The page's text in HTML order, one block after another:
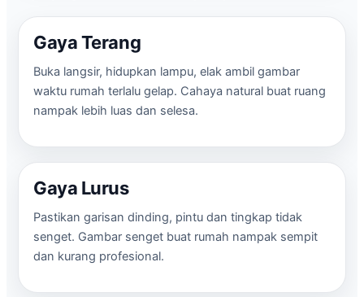
Gaya Terang
Buka langsir, hidupkan lampu, elak ambil gambar
waktu rumah terlalu gelap. Cahaya natural buat ruang
nampak lebih luas dan selesa.
Gaya Lurus
Pastikan garisan dinding, pintu dan tingkap tidak
senget. Gambar senget buat rumah nampak sempit
dan kurang profesional.